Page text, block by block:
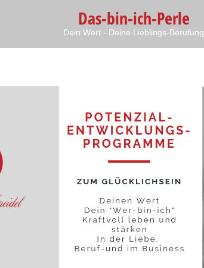
Das-bin-ich-Perle
Dein Wert - Deine Lieblings-Berufung